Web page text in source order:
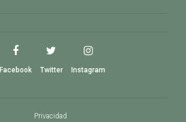
Facebook Twitter Instagram
Privacidad